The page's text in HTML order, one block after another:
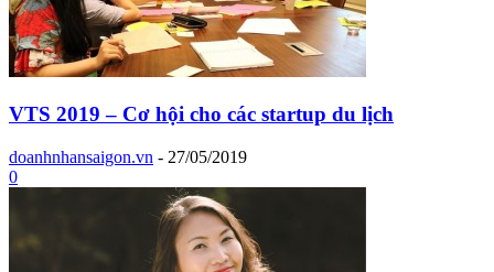
VTS 2019 – Cơ hội cho các startup du lịch
doanhnhansaigon.vn - 27/05/2019
0